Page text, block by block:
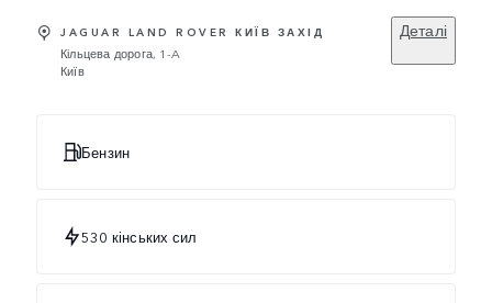
JAGUAR LAND ROVER КИЇВ ЗАХІД
Кільцева дорога, 1-A
Київ
Деталі
Бензин
530 кінських сил